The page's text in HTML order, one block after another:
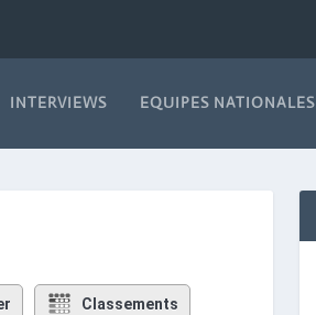
INTERVIEWS EQUIPES NATIONALES
Classements